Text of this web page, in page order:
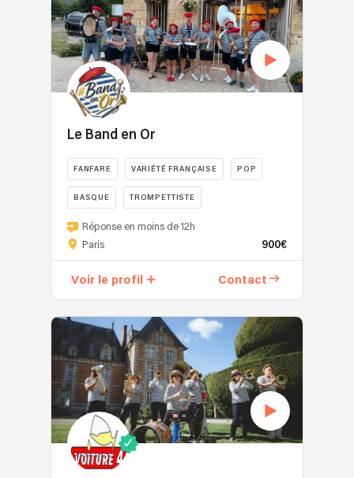
Le Band en Or
FANFARE VARIÉTÉ FRANÇAISE POP
BASQUE TROMPETTISTE
Réponse en moins de 12h
Paris
900€
Voir le profil Contact